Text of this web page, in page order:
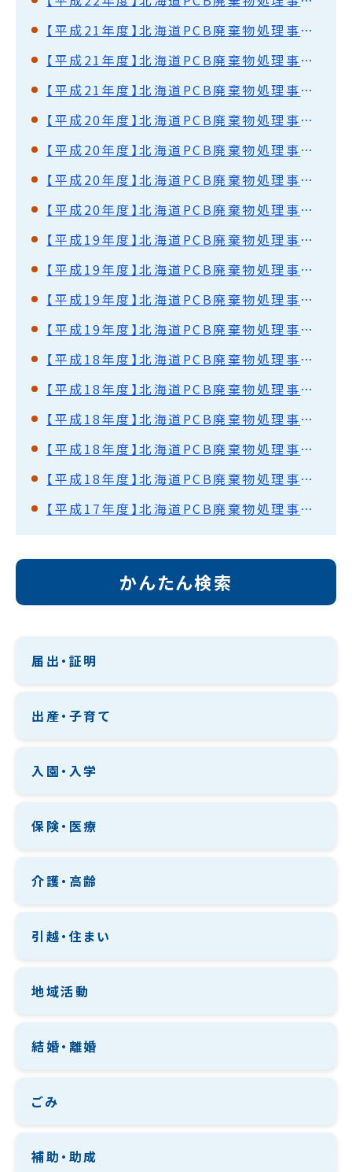
【平成21年度】北海道PCB廃棄物処理事業監視円卓会議（第17回）開催結果概要
【平成21年度】北海道PCB廃棄物処理事業監視円卓会議（第16回）開催結果概要
【平成21年度】北海道PCB廃棄物処理事業監視円卓会議（第15回）開催結果概要
【平成20年度】北海道PCB廃棄物処理事業監視円卓会議（第14回）開催結果概要
【平成20年度】北海道PCB廃棄物処理事業監視円卓会議（第13回）開催結果概要
【平成20年度】北海道PCB廃棄物処理事業監視円卓会議（第12回）開催結果概要
【平成20年度】北海道PCB廃棄物処理事業監視円卓会議（第11回）開催結果概要
【平成19年度】北海道PCB廃棄物処理事業監視円卓会議（第10回）開催結果概要
【平成19年度】北海道PCB廃棄物処理事業監視円卓会議（第9回）開催結果概要
【平成19年度】北海道PCB廃棄物処理事業監視円卓会議（第8回）開催結果概要
【平成19年度】北海道PCB廃棄物処理事業監視円卓会議（第7回）開催結果概要
【平成18年度】北海道PCB廃棄物処理事業監視円卓会議（第6回）開催結果概要
【平成18年度】北海道PCB廃棄物処理事業監視円卓会議（第5回）開催結果概要
【平成18年度】北海道PCB廃棄物処理事業監視円卓会議（第4回）開催結果概要
【平成18年度】北海道PCB廃棄物処理事業監視円卓会議（第3回）開催結果概要
【平成18年度】北海道PCB廃棄物処理事業監視円卓会議（第2回）開催結果概要
【平成17年度】北海道PCB廃棄物処理事業監視円卓会議（第1回）開催結果概要
かんたん検索
届出・証明
出産・子育て
入園・入学
保険・医療
介護・高齢
引越・住まい
地域活動
結婚・離婚
ごみ
補助・助成